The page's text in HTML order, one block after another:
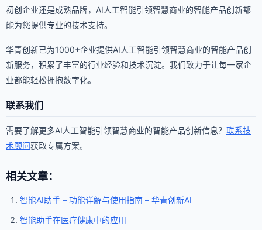
初创企业还是成熟品牌，AI人工智能引领智慧商业的智能产品创新都
能为您提供专业的技术支持。
华青创新已为1000+企业提供AI人工智能引领智慧商业的智能产品创
新服务，积累了丰富的行业经验和技术沉淀。我们致力于让每一家企
业都能轻松拥抱数字化。
联系我们
需要了解更多AI人工智能引领智慧商业的智能产品创新信息？ 联系技
术顾问获取专属方案。
相关文章：
智能AI助手 – 功能详解与使用指南 – 华青创新AI
智能助手在医疗健康中的应用